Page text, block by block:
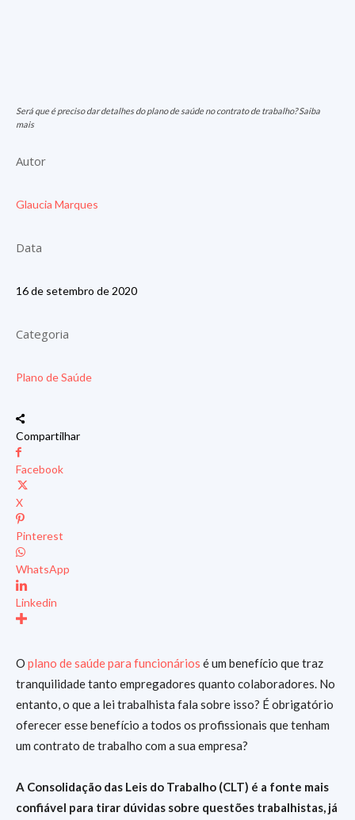
Será que é preciso dar detalhes do plano de saúde no contrato de trabalho? Saiba
mais
Autor
Glaucia Marques
Data
16 de setembro de 2020
Categoria
Plano de Saúde
Compartilhar
Facebook
X
Pinterest
WhatsApp
Linkedin
O plano de saúde para funcionários é um benefício que traz
tranquilidade tanto empregadores quanto colaboradores. No
entanto, o que a lei trabalhista fala sobre isso? É obrigatório
oferecer esse benefício a todos os profissionais que tenham
um contrato de trabalho com a sua empresa?
A Consolidação das Leis do Trabalho (CLT) é a fonte mais
confiável para tirar dúvidas sobre questões trabalhistas, já